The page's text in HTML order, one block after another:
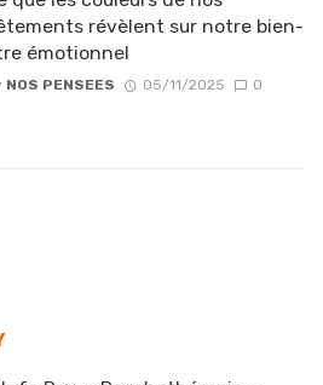
révèlent sur notre bien-
émotionnel
NOS PENSEES 05/11/2025 0